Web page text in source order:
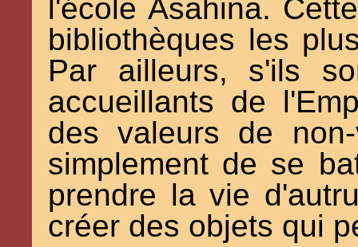
l'école Asahina.
bibliothèques les
Par ailleurs, s'ils
accueillants de
des valeurs de
simplement de se
prendre la vie
créer des objets qui